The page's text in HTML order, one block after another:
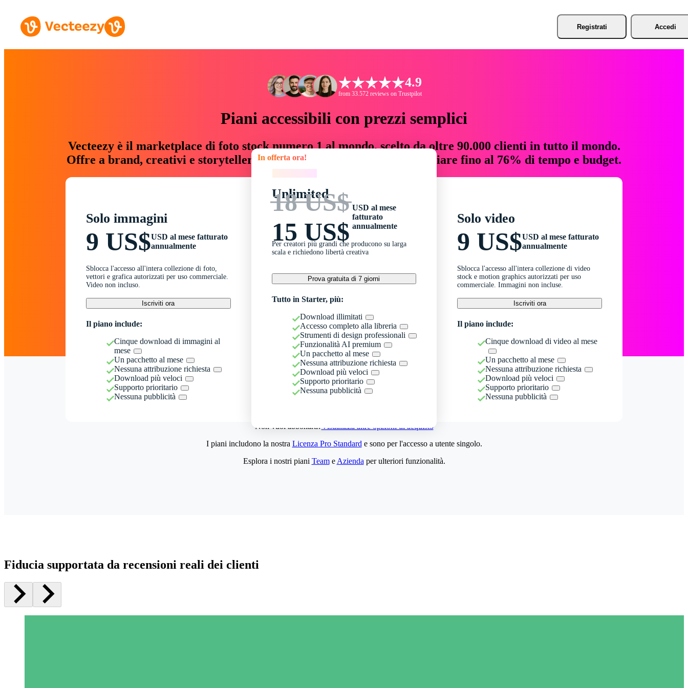
Registrati Accedi
4.9
from 33.572 reviews on Trustpilot
Piani accessibili con prezzi semplici
Vecteezy è il marketplace di foto stock numero 1 al mondo, scelto da oltre 90.000 clienti in tutto il mondo.
Offre a brand, creativi e storyteller risorse creative che fanno risparmiare fino al 76% di tempo e budget.
Solo immagini
9 US$USD al mese fatturato
annualmente
Sblocca l'accesso all'intera collezione di foto,
vettori e grafica autorizzati per uso commerciale.
Video non incluso.
Iscriviti ora
Il piano include:
Cinque download di immagini al
mese
Un pacchetto al mese
Nessuna attribuzione richiesta
Download più veloci
Supporto prioritario
Nessuna pubblicità
In offerta ora!
Unlimited
18 US$
15 US$
USD al mese
fatturato
annualmente
Per creatori più grandi che producono su larga
scala e richiedono libertà creativa
Prova gratuita di 7 giorni
Tutto in Starter, più:
Download illimitati
Accesso completo alla libreria
Strumenti di design professionali
Funzionalità AI premium
Un pacchetto al mese
Nessuna attribuzione richiesta
Download più veloci
Supporto prioritario
Nessuna pubblicità
Solo video
9 US$USD al mese fatturato
annualmente
Sblocca l'accesso all'intera collezione di video
stock e motion graphics autorizzati per uso
commerciale. Immagini non incluse.
Iscriviti ora
Il piano include:
Cinque download di video al mese
Un pacchetto al mese
Nessuna attribuzione richiesta
Download più veloci
Supporto prioritario
Nessuna pubblicità
Non vuoi abbonarti?Visualizza altre opzioni di acquisto
I piani includono la nostra Licenza Pro Standard e sono per l'accesso a utente singolo.
Esplora i nostri piani Teame Azienda per ulteriori funzionalità.
Fiducia supportata da recensioni reali dei clienti